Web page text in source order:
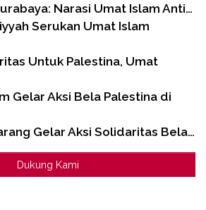
Narasi Umat Islam Anti…
Serukan Umat Islam
Untuk Palestina, Umat
Gelar Aksi Bela Palestina di
Gelar Aksi Solidaritas Bela…
Dukung Kami